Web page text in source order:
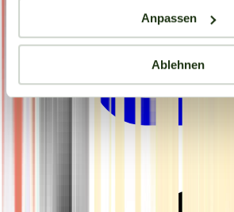
Anpassen
Ablehnen